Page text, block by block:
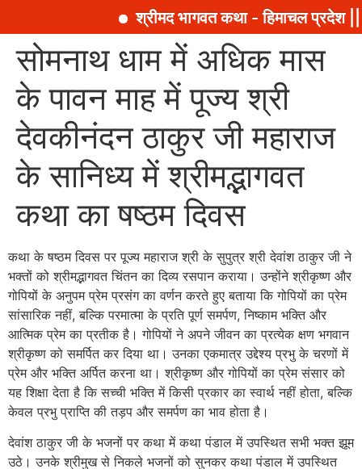
श्रीमद भागवत कथा - हिमाचल प्रदेश
सामग्रीसोमनाथ धाम में अधिक मास
के पावन माह में पूज्य श्री
देवकीनंदन ठाकुर जी महाराज
के सानिध्य में श्रीमद्भागवत
कथा का षष्ठम दिवस
कथा के षष्ठम दिवस पर पूज्य महाराज श्री के सुपुत्र श्री देवांश ठाकुर जी ने
भक्तों को श्रीमद्भागवत चिंतन का दिव्य रसपान कराया। उन्होंने श्रीकृष्ण और
गोपियों के अनुपम प्रेम प्रसंग का वर्णन करते हुए बताया कि गोपियों का प्रेम
सांसारिक नहीं, बल्कि परमात्मा के प्रति पूर्ण समर्पण, निष्काम भक्ति और
आत्मिक प्रेम का प्रतीक है। गोपियों ने अपने जीवन का प्रत्येक क्षण भगवान
श्रीकृष्ण को समर्पित कर दिया था। उनका एकमात्र उद्देश्य प्रभु के चरणों में
प्रेम और भक्ति अर्पित करना था। श्रीकृष्ण और गोपियों का प्रेम संसार को
यह शिक्षा देता है कि सच्ची भक्ति में किसी प्रकार का स्वार्थ नहीं होता, बल्कि
केवल प्रभु प्राप्ति की तड़प और समर्पण का भाव होता है।
देवांश ठाकुर जी के भजनों पर कथा में कथा पंडाल में उपस्थित सभी भक्त झूम
उठे। उनके श्रीमुख से निकले भजनों को सुनकर कथा पंडाल में उपस्थित